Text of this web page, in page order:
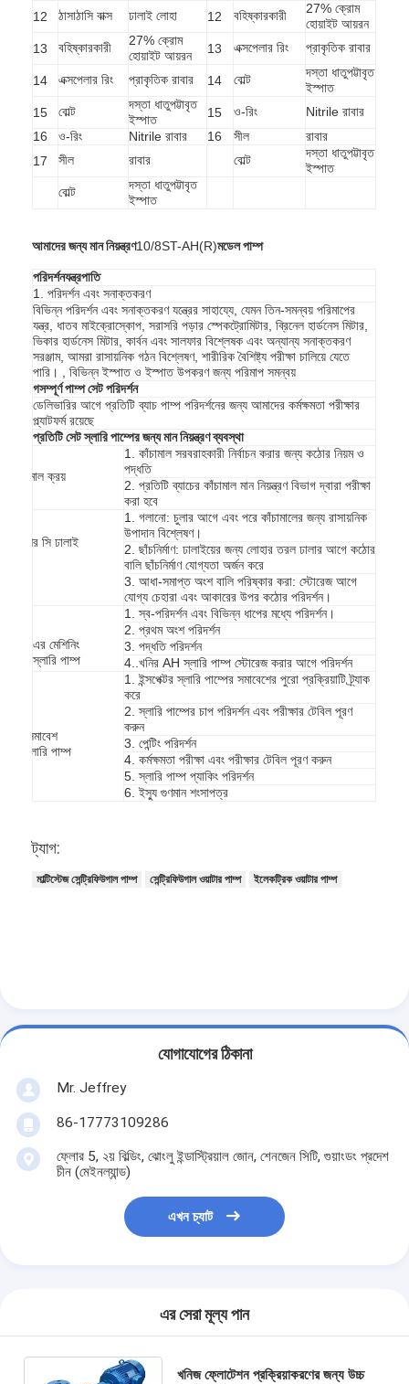
VR প্রদর্শন
আমাদের সম্বন্ধে
মান নিয়ন্ত্রণ
আমাদের সাথে যোগাযোগ করুন
Blog
এখন চ্যাট
Ecer
অনুভূমিক স্লারি পাম্প
উল্লম্ব স্লারি পাম্প
সেন্ট্রিফিউগাল স্লারি পাম্প
হেভি ডিউটি ​​স্লারি পাম্প
জলের উৎস তাপ পাম্প
হাইড্রনিক হিট পাম্প
সুইমিং পুল হিট পাম্প
উচ্চ তাপমাত্রার তাপ পাম্প
মাল্টিস্টেজ সেন্ট্রিফিউগাল পাম্প
12 ঠাসাঠাসি বাক্স ঢালাই লোহা 12 বহিষ্কারকারী
27% ক্রোম
হোয়াইট আয়রন
13
বহিষ্কারকারী
27% ক্রোম
হোয়াইট আয়রন
13 এক্সপেলার রিং প্রাকৃতিক রাবার
14 এক্সপেলার রিং প্রাকৃতিক রাবার 14 বোল্ট
দস্তা ধাতুপট্টাবৃত
ইস্পাত
15
বোল্ট
দস্তা ধাতুপট্টাবৃত
ইস্পাত
15 ও-রিং
Nitrile রাবার
16
ও-রিং Nitrile রাবার 16 সীল
রাবার
17
সীল রাবার বোল্ট
দস্তা ধাতুপট্টাবৃত
ইস্পাত
বোল্ট
দস্তা ধাতুপট্টাবৃত
ইস্পাত
আমাদের জন্য মান নিয়ন্ত্রণ10/8ST-AH(R)মডেল পাম্প
পরিদর্শনযন্ত্রপাতি
1. পরিদর্শন এবং সনাক্তকরণ
বিভিন্ন পরিদর্শন এবং সনাক্তকরণ যন্ত্রের সাহায্যে, যেমন তিন-সমন্বয় পরিমাপের
যন্ত্র, ধাতব মাইক্রোস্কোপ, সরাসরি পড়ার স্পেকট্রোমিটার, ব্রিনেল হার্ডনেস মিটার,
ভিকার হার্ডনেস মিটার, কার্বন এবং সালফার বিশ্লেষক এবং অন্যান্য সনাক্তকরণ
সরঞ্জাম, আমরা রাসায়নিক গঠন বিশ্লেষণ, শারীরিক বৈশিষ্ট্য পরীক্ষা চালিয়ে যেতে
পারি। , বিভিন্ন ইস্পাত ও ইস্পাত উপকরণ জন্য পরিমাপ সমন্বয়
গসম্পূর্ণ পাম্প সেট পরিদর্শন
ডেলিভারির আগে প্রতিটি ব্যাচ পাম্প পরিদর্শনের জন্য আমাদের কর্মক্ষমতা পরীক্ষার
প্ল্যাটফর্ম রয়েছে
প্রতিটি সেট স্লারি পাম্পের জন্য মান নিয়ন্ত্রণ ব্যবস্থা
কাঁচামাল ক্রয়
1. কাঁচামাল সরবরাহকারী নির্বাচন করার জন্য কঠোর নিয়ম ও
পদ্ধতি
2. প্রতিটি ব্যাচের কাঁচামাল মান নিয়ন্ত্রণ বিভাগ দ্বারা পরীক্ষা
করা হবে
অংশের সি ঢালাই
1. গলানো: চুলার আগে এবং পরে কাঁচামালের জন্য রাসায়নিক
উপাদান বিশ্লেষণ।
2. ছাঁচনির্মাণ: ঢালাইয়ের জন্য লোহার তরল ঢালার আগে কঠোর
বালি ছাঁচনির্মাণ যোগ্যতা অর্জন করে
3. আধা-সমাপ্ত অংশ বালি পরিষ্কার করা: স্টোরেজ আগে
যোগ্য চেহারা এবং আকারের উপর কঠোর পরিদর্শন।
এর মেশিনিং
স্লারি পাম্প
1. স্ব-পরিদর্শন এবং বিভিন্ন ধাপের মধ্যে পরিদর্শন।
2. প্রথম অংশ পরিদর্শন
3. পদ্ধতি পরিদর্শন
4..খনির AH স্লারি পাম্প স্টোরেজ করার আগে পরিদর্শন
এর সমাবেশ
sl স্লারি পাম্প
1. ইন্সপেক্টর স্লারি পাম্পের সমাবেশের পুরো প্রক্রিয়াটি ট্র্যাক
করে
2. স্লারি পাম্পের চাপ পরিদর্শন এবং পরীক্ষার টেবিল পূরণ
করুন
3. পেন্টিং পরিদর্শন
4. কর্মক্ষমতা পরীক্ষা এবং পরীক্ষার টেবিল পূরণ করুন
5. স্লারি পাম্প প্যাকিং পরিদর্শন
6. ইস্যু গুণমান শংসাপত্র
ট্যাগ:
মাল্টিস্টেজ সেন্ট্রিফিউগাল পাম্প সেন্ট্রিফিউগাল ওয়াটার পাম্প ইলেকট্রিক ওয়াটার পাম্প
যোগাযোগের ঠিকানা
Mr. Jeffrey
86-17773109286
ফ্লোর 5, ২য় বিল্ডিং, ঝোংলু ইন্ডাস্ট্রিয়াল জোন, শেনজেন সিটি, গুয়াংডং প্রদেশ
চীন (মেইনল্যান্ড)
এখন চ্যাট
এর সেরা মূল্য পান
খনিজ ফ্লোটেশন প্রক্রিয়াকরণের জন্য উচ্চ